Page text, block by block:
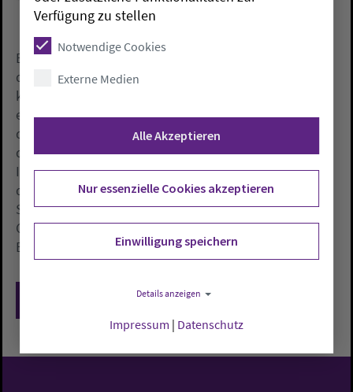
Bereits vier Jahre später zog er nach Hamburg, um in
der Hauptkirche St. Jacobi sein größtes Werk mit
knapp 4.000 Pfeifen zu bauen. Von Hamburg aus
exportierte Schnitger seine Instrumente zunächst in
den norddeutschen Raum und in die Niederlande,
dann nach Russland, England, Spanien und Portugal.
In Neuenfelde, heute ein Teil von Hamburg, wurde
der Meister schließlich am 28. Juli 1719 begraben.
Seine Taufkirche, die St. Bartholomäus-Kirche in
Golzwarden bei Brake, wurde im Juli durch einen
Brand schwerbeschädigt.
Verfügung zu stellen
Notwendige Cookies
Externe Medien
Alle Akzeptieren
Nur essenzielle Cookies akzeptieren
Einwilligung speichern
Details anzeigen
Impressum | Datenschutz